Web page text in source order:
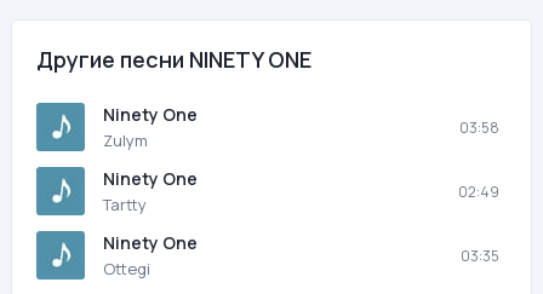
Другие песни NINETY ONE
Ninety One
Zulym
03:58
Ninety One
Tartty
02:49
Ninety One
Ottegi
03:35